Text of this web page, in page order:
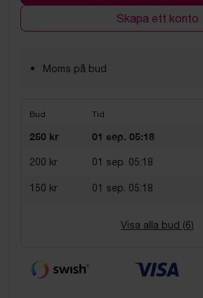
Skapa ett konto
Moms på bud
Bud Tid
250 kr 01 sep. 05:18
200 kr 01 sep. 05:18
150 kr 01 sep. 05:18
Visa alla bud (6)